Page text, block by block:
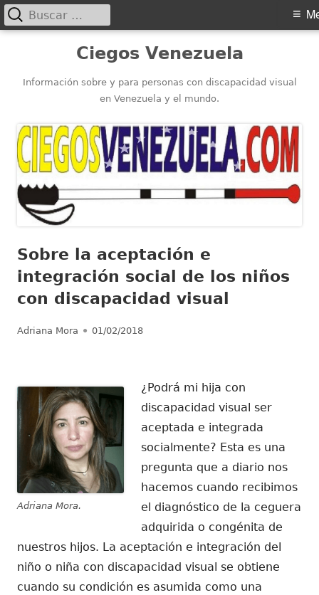
contenido
Ciegos Venezuela
Información sobre y para personas con discapacidad visual
en Venezuela y el mundo.
Menú
principal
Buscar:
Sobre la aceptación e
integración social de los niños
con discapacidad visual
Autor
Adriana Mora Publicado
01/02/2018
Adriana Mora.
¿Podrá mi hija con
discapacidad visual ser
aceptada e integrada
socialmente? Esta es una
pregunta que a diario nos
hacemos cuando recibimos
el diagnóstico de la ceguera
adquirida o congénita de
nuestros hijos. La aceptación e integración del
niño o niña con discapacidad visual se obtiene
cuando su condición es asumida como una